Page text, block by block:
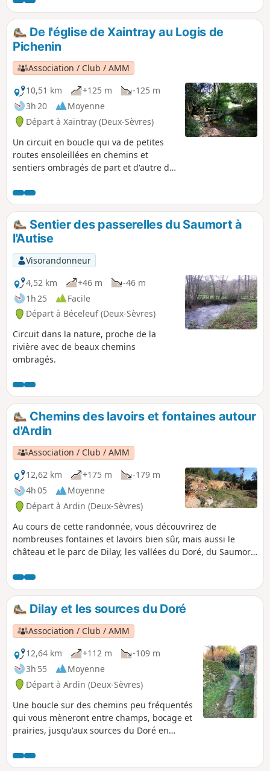
De l'église de Xaintray au Logis de
Pichenin
Association / Club / AMM
10,51 km
+125 m
-125 m
3h 20
Moyenne
Départ à Xaintray (Deux-Sèvres)
Un circuit en boucle qui va de petites
routes ensoleillées en chemins et
sentiers ombragés de part et d'autre de
dénommée "planche de la route" qui
enjambe l'Autize dans le bas du bois de
Rousillon a été emportée par les crues
de ces dernières semaines. Mairie de
Xaintray20/03/2024)
Sentier des passerelles du Saumort à
l'Autise
Visorandonneur
4,52 km
+46 m
-46 m
1h 25
Facile
Départ à Béceleuf (Deux-Sèvres)
Circuit dans la nature, proche de la
rivière avec de beaux chemins
ombragés.
Chemins des lavoirs et fontaines autour
d'Ardin
Association / Club / AMM
12,62 km
+175 m
-179 m
4h 05
Moyenne
Départ à Ardin (Deux-Sèvres)
Au cours de cette randonnée, vous découvrirez de
nombreuses fontaines et lavoirs bien sûr, mais aussi le
château et le parc de Dilay, les vallées du Doré, du Saumort
l'arborétum du Chaillot et peut-être... La Galipote.
Dilay et les sources du Doré
Association / Club / AMM
12,64 km
+112 m
-109 m
3h 55
Moyenne
Départ à Ardin (Deux-Sèvres)
Une boucle sur des chemins peu fréquentés
qui vous mèneront entre champs, bocage et
prairies, jusqu'aux sources du Doré en
son château et son lavoir.